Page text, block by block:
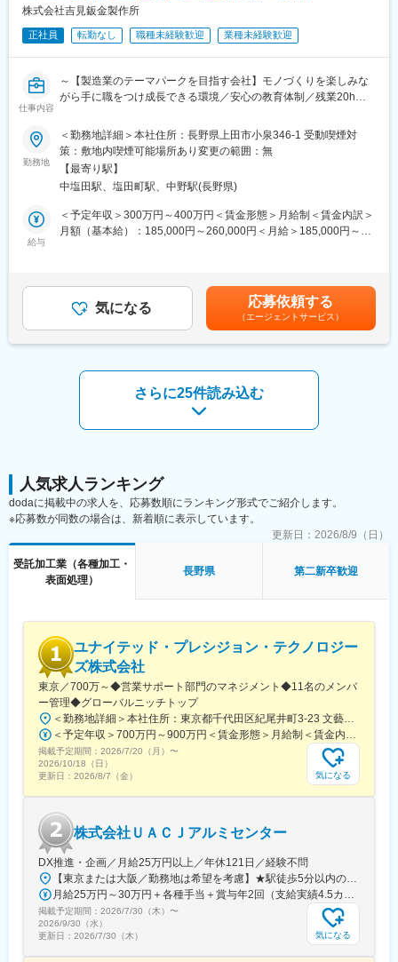
「工事中」「片側交互通行」などを表示するソーラー式LED電光
盤や、環境数値を表示する環境表示器、接近検知機器など、現場
■組織構成：
わることができます。チームワークと個々の成長が重視されてい
ます。
■教育体制
ら学び、着実にスキルアップできます。
・自社開発・製造・販売の一貫体制！ ものづくり全体に関われる
からこそ感じられる、確かなやりがいがあります。
・有給取得率80％！年間休日125日など、プライベートも大切に
できるからこそ、長く安心して働ける環境です。
据えて働き続けられます。
変更の範囲：会社の定める業務
株式会社吉見鈑金製作所
正社員 転勤なし 職種未経験歓迎 業種未経験歓迎
仕事内容
～【製造業のテーマパークを目指す会社】モノづくりを楽しみな
がら手に職をつけ成長できる環境／安心の教育体制／残業20h以
■業務概要
「製造業のテーマパーク」を目指しモノづくりの楽しさを発信し
ながら板金製品を中心に取り扱う当社にてお客様から頂いた図面
をもとに2DCAD・３DCADを用いた設計業務をお任せ。先輩社員
が仕事の流れを教えてくれるので未経験でも十分にスキル経験を
磨くことができます◎
製品が形になる醍醐味があります。
・板金製品を中心に取り扱っております。マシニングセンタや半
導体製造装置などの設備の部品や、身近だとAEDのボックスや新
ロナ禍でも安定経営を実現しました。
入社後は基本的にパソコン操作を中心に取り組み、板金のCAD設
計に慣れていただきます。最初は平板から始め、段々と複雑な図
強会で実際に機械を操作する機械もあるので体系的に知識を身に
つけられます。
■組織構成
CAD担当3名とCAM担当4名で構成
■成長環境
をしたり、オンラインで先輩社員や設備会社に相談も可能！モノ
づくりをする上での悩みを解消することができる成長環境が整っ
ています。
■データで見る吉見
・年々積極的な設備投資を図り、毎年最高売上更新中
・中途比率83％で中途でも安心の環境
・子育て社員も43％、女性も活躍中
・2～30代が半数近く占める若手も安心の環境
■代表より
プラモデルを作るような感覚で楽しみながらモノづくりができる
空間づくりを目指し、IoTなどを活用しながら最新鋭の技術・設備
を導入。新設工場では、楽しみながらモノづくりに触れられる空
間にし、暗くて同じことの繰り返しと思われるモノづくりのイメ
ージを変えたいと思っております。モノづくりに没頭できる環境
がここにはあります。
変更の範囲：会社の定める業務
勤務地
＜勤務地詳細＞本社住所：長野県上田市小泉346-1 受動喫煙対
策：敷地内喫煙可能場所あり変更の範囲：無
【最寄り駅】
中塩田駅、塩田町駅、中野駅(長野県)
給与
＜予定年収＞300万円～400万円＜賃金形態＞月給制＜賃金内訳＞
月額（基本給）：185,000円～260,000円＜月給＞185,000円～
があります。月給(月額)は固定手当を含めた表記です。
気になる 応募依頼する
（エージェントサービス）
さらに25件読み込む
人気求人ランキング
dodaに掲載中の求人を、応募数順にランキング形式でご紹介します。
※応募数が同数の場合は、新着順に表示しています。
更新日： 2026/8/9（日）
受託加工業（各種加工・
表面処理）
長野県 第二新卒歓迎
ユナイテッド・プレシジョン・テクノロジー
ズ株式会社
東京／700万～◆営業サポート部門のマネジメント◆11名のメンバ
ー管理◆グローバルニッチトップ
掲載予定期間： 2026/7/20（月） 〜
2026/10/18（日）
更新日： 2026/8/7（金） 気になる
株式会社ＵＡＣＪアルミセンター
DX推進・企画／月給25万円以上／年休121日／経験不問
掲載予定期間： 2026/7/30（木） 〜
2026/9/30（水）
更新日： 2026/7/30（木） 気になる